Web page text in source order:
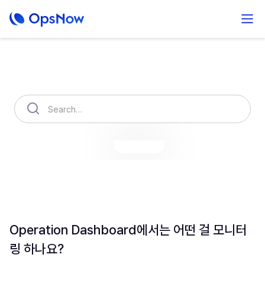
Operation Dashboard에서는 어떤 걸 모니터
링 하나요?